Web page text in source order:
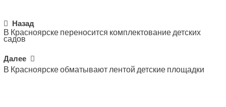
Post
navigation
Назад
В Красноярске переносится комплектование детских
садов
Далее
В Красноярске обматывают лентой детские площадки